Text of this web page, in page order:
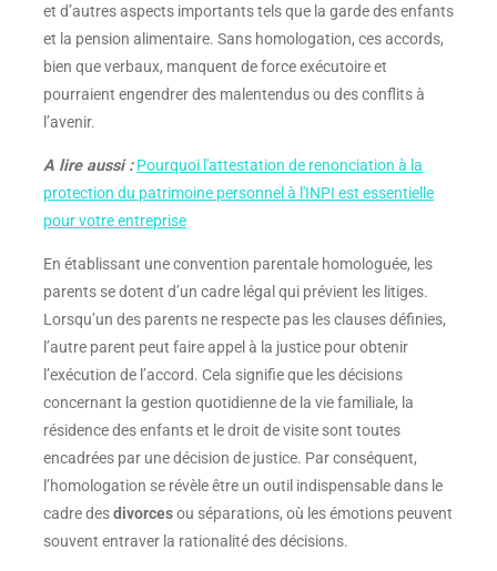
et d’autres aspects importants tels que la garde des enfants
et la pension alimentaire. Sans homologation, ces accords,
bien que verbaux, manquent de force exécutoire et
pourraient engendrer des malentendus ou des conflits à
l’avenir.
A lire aussi : Pourquoi l'attestation de renonciation à la
protection du patrimoine personnel à l'INPI est essentielle
pour votre entreprise
En établissant une convention parentale homologuée, les
parents se dotent d’un cadre légal qui prévient les litiges.
Lorsqu’un des parents ne respecte pas les clauses définies,
l’autre parent peut faire appel à la justice pour obtenir
l’exécution de l’accord. Cela signifie que les décisions
concernant la gestion quotidienne de la vie familiale, la
résidence des enfants et le droit de visite sont toutes
encadrées par une décision de justice. Par conséquent,
l’homologation se révèle être un outil indispensable dans le
cadre desdivorcesou séparations, où les émotions peuvent
souvent entraver la rationalité des décisions.